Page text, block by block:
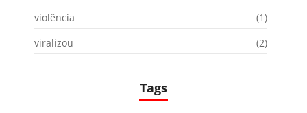
violência
(1)
viralizou
(2)
Tags